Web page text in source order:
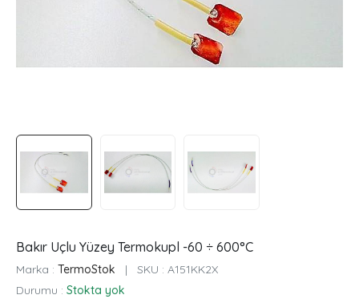
Bakır Uçlu Yüzey Termokupl -60 ÷ 600°C
Marka : TermoStok | SKU : A151KK2X
Durumu : Stokta yok